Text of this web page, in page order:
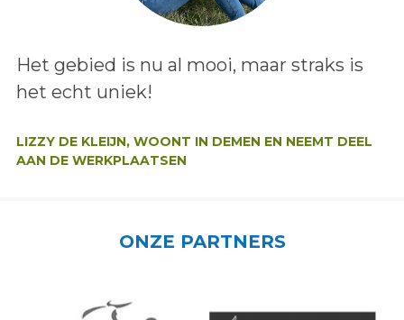
Lees het bericht:
Het gebied is nu al mooi, maar straks is
het echt uniek!
LIZZY DE KLEIJN, WOONT IN DEMEN EN NEEMT DEEL
AAN DE WERKPLAATSEN
ONZE PARTNERS